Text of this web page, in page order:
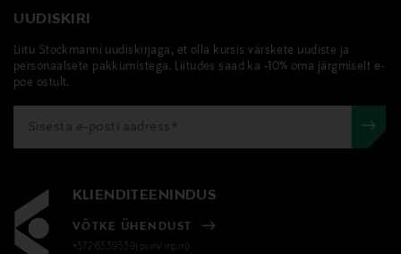
UUDISKIRI
Liitu Stockmanni uudiskirjaga, et olla kursis värskete uudiste ja
personaalsete pakkumistega. Liitudes saad ka -10% oma järgmiselt e-
poe ostult.
KLIENDITEENINDUS
VÕTKE ÜHENDUST
+372 6339539(pvm/mpm)